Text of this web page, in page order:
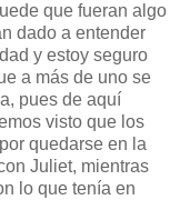
que fueran algo
dado a entender
y estoy seguro
a más de uno se
pues de aquí
visto que los
quedarse en la
Juliet, mientras
lo que tenía en